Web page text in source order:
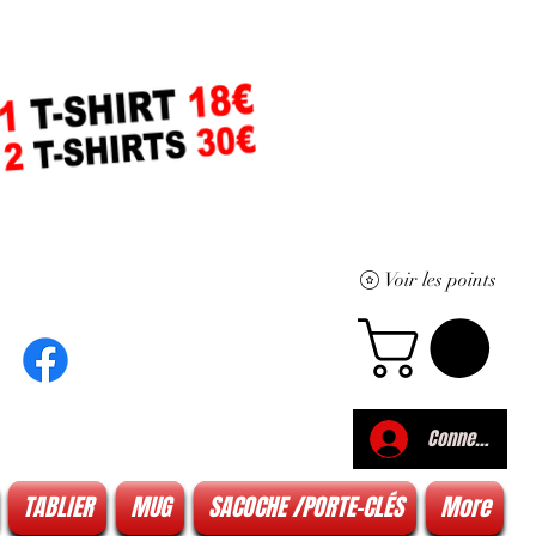
Voir les points
Connexion
TABLIER MUG SACOCHE /PORTE-CLÉS More